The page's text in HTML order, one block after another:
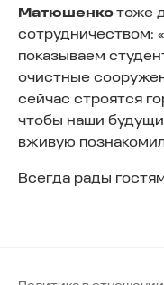
Матюшенкотоже
сотрудничеством:
показываем
очистные
сейчас строятся
чтобы наши
вживую
Всегда рады